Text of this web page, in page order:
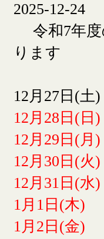
2025-12-24
令和7年度
ります
12月27日(
12月28日(
12月29日(
12月30日(
12月31日(
1月1日(木
1月2日(金